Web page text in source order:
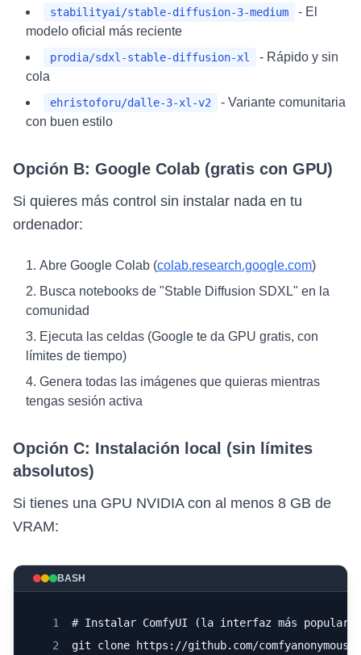
stabilityai/stable-diffusion-3-medium
- El
modelo oficial más reciente
prodia/sdxl-stable-diffusion-xl
- Rápido y sin
cola
ehristoforu/dalle-3-xl-v2
- Variante comunitaria
con buen estilo
Opción B: Google Colab (gratis con GPU)
Si quieres más control sin instalar nada en tu
ordenador:
Abre Google Colab (colab.research.google.com)
Busca notebooks de "Stable Diffusion SDXL" en la
comunidad
Ejecuta las celdas (Google te da GPU gratis, con
límites de tiempo)
Genera todas las imágenes que quieras mientras
tengas sesión activa
Opción C: Instalación local (sin límites
absolutos)
Si tienes una GPU NVIDIA con al menos 8 GB de
VRAM:
BASH
1
# Instalar ComfyUI (la interfaz más popular
2
git clone https://github.com/comfyanonymous/